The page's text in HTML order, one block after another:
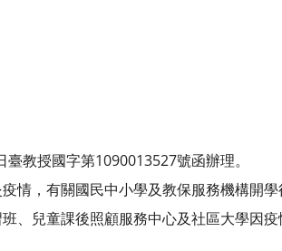
教授國字第1090013527號函辦理。
情，有關國民中小學及教保服務機構開
、兒童課後照顧服務中心及社區大學因